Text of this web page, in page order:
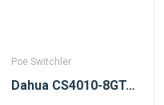
Poe Switchler
Dahua CS4010-8GT-110 8 Port 110W Poe 10/100 2x Rj45 Gigabit Uplink Cloud Yönetilebilir Gigabit PoE Switch